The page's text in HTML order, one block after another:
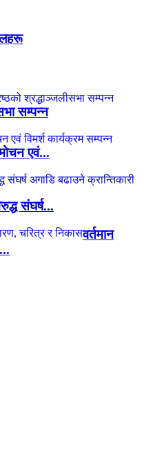
सम्पन्न
एवं...
संघर्ष...
वर्तमान